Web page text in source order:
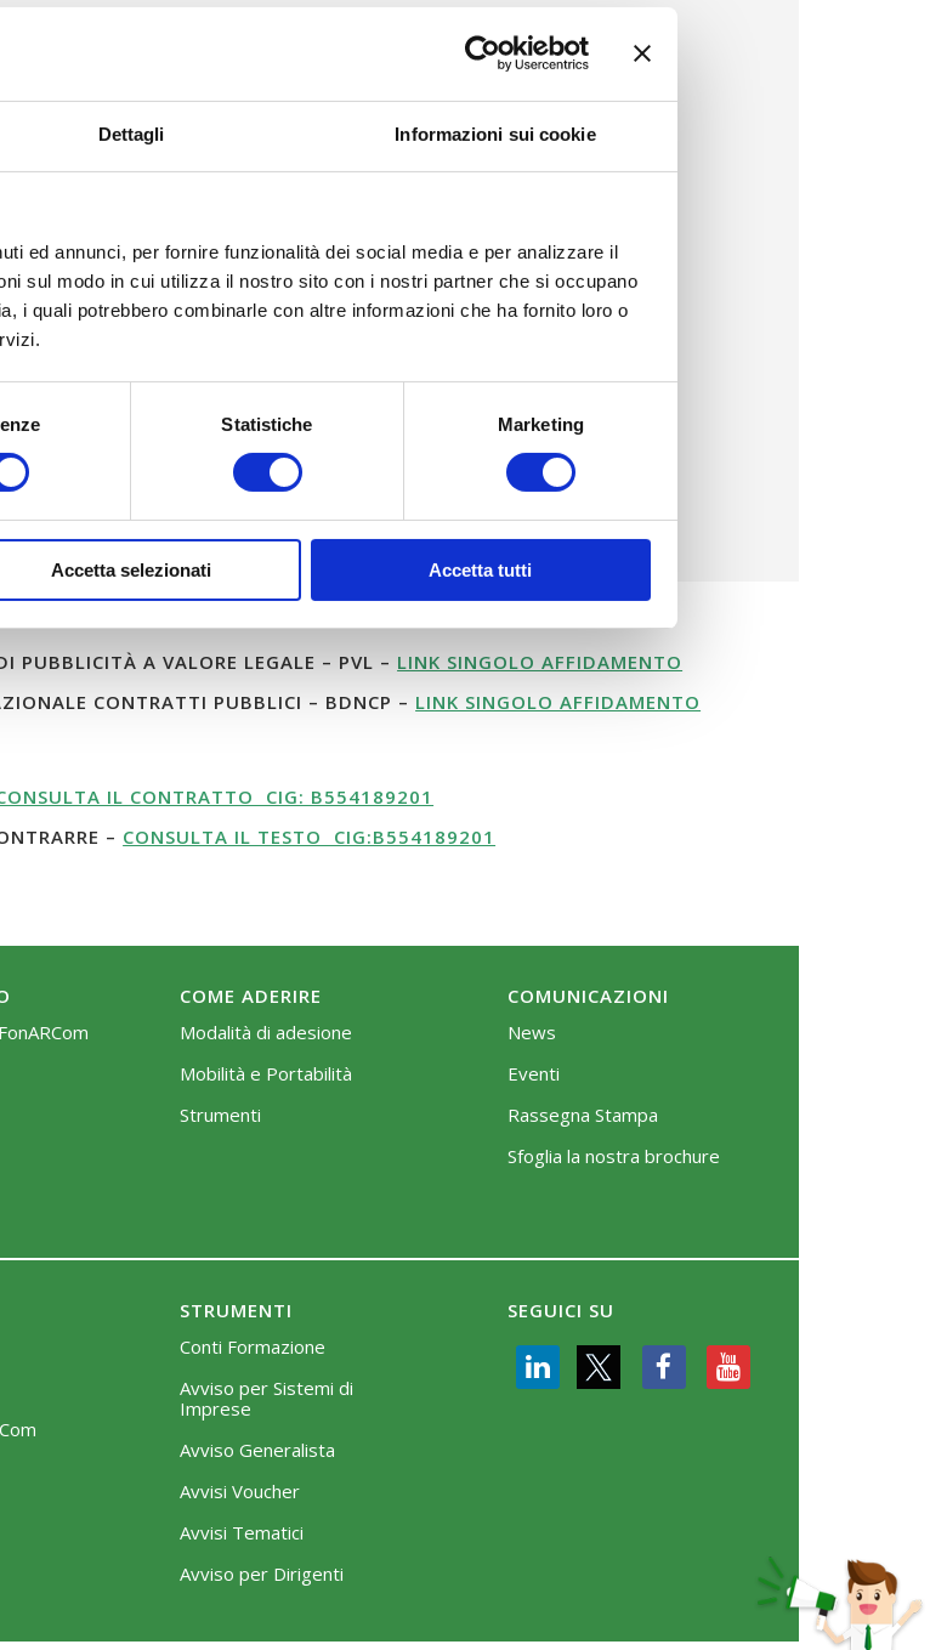
Dettagli Informazioni sui cookie
ed annunci, per fornire funzionalità dei social media e per analizzare il
sul modo in cui utilizza il nostro sito con i nostri partner che si occupano
i quali potrebbero combinarle con altre informazioni che ha fornito loro o
Statistiche Marketing
Accetta selezionati Accetta tutti
21 gennaio 2025 15:00:00
€
€
PUBBLICITÀ A VALORE LEGALE – PVL – LINK SINGOLO AFFIDAMENTO
CONTRATTI PUBBLICI – BDNCP – LINK SINGOLO AFFIDAMENTO
IL CONTRATTO CIG: B554189201
– CONSULTA IL TESTO CIG:B554189201
COME ADERIRE
Modalità di adesione
Mobilità e Portabilità
Strumenti
COMUNICAZIONI
News
Eventi
Rassegna Stampa
Sfoglia la nostra brochure
STRUMENTI
Conti Formazione
Avviso per Sistemi di
Imprese
Avviso Generalista
Avvisi Voucher
Avvisi Tematici
Avviso per Dirigenti
SEGUICI SU